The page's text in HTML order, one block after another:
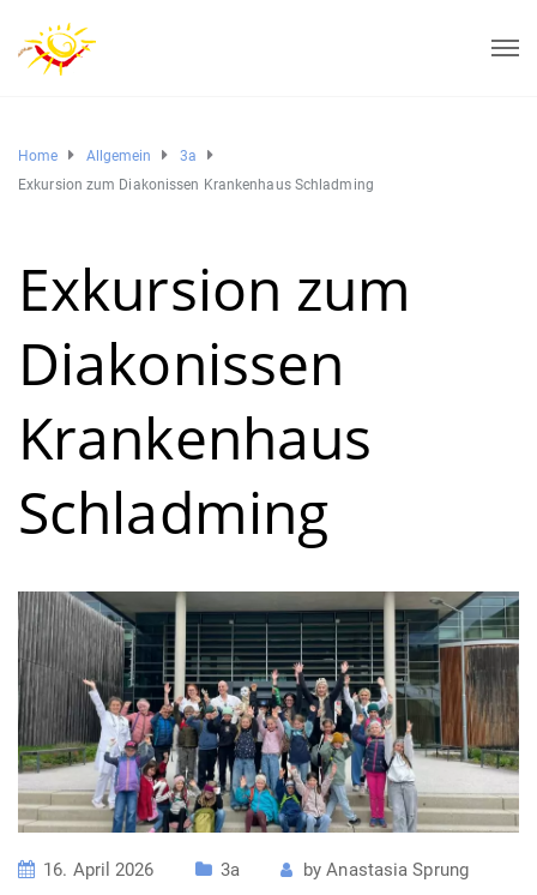
Home Allgemein
3a
Exkursion zum Diakonissen Krankenhaus Schladming
Exkursion zum
Diakonissen
Krankenhaus
Schladming
16. April 2026 3a byAnastasia Sprung